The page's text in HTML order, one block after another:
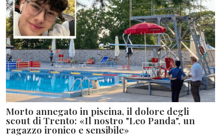
Morto annegato in piscina, il dolore degli
scout di Trento: «Il nostro "Leo Panda", un
ragazzo ironico e sensibile»